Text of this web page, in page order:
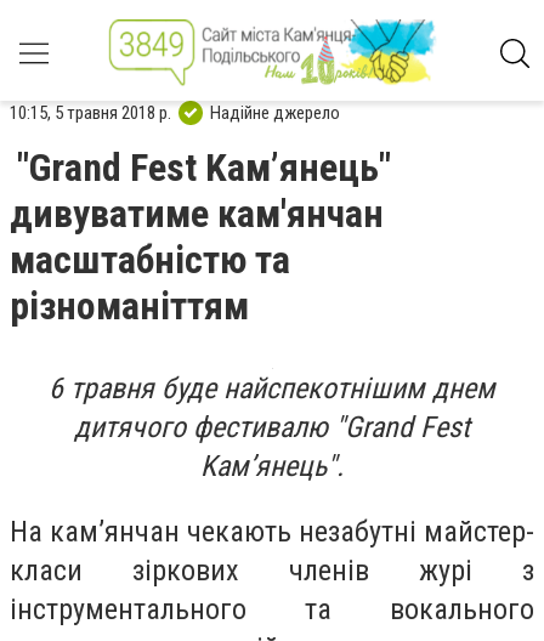
10:15, 5 травня 2018 р. Надійне джерело
"Grand Fest Kaм’янець"
дивуватиме кам'янчан
масштабністю та
різноманіттям
6 травня буде найспекотнішим днем
дитячого фестивалю "Grand Fest
Kaм’янець".
На кам’янчан чекають незабутні майстер-
класи зіркових членів журі з
інструментального та вокального